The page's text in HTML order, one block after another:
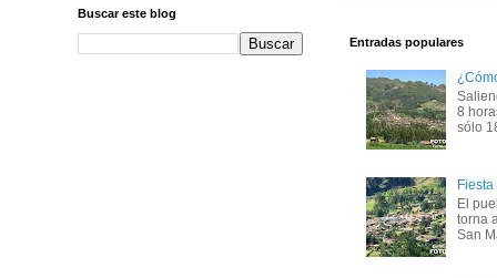
Entradas populares
8
sólo
El
torna
San
Buscar este blog